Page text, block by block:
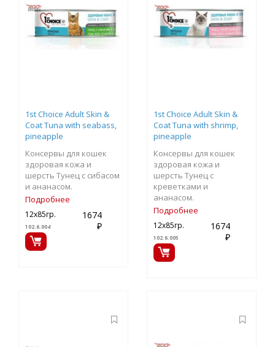
1st Choice Adult Skin &
Coat Tuna with seabass,
pineapple
Консервы для кошек
здоровая кожа и
шерсть Тунец с сибасом
и ананасом.
Подробнее
12х85гр.
102.6.004
1674
₽
1st Choice Adult Skin &
Coat Tuna with shrimp,
pineapple
Консервы для кошек
здоровая кожа и
шерсть Тунец с
креветками и
ананасом.
Подробнее
12х85гр.
102.6.005
1674
₽